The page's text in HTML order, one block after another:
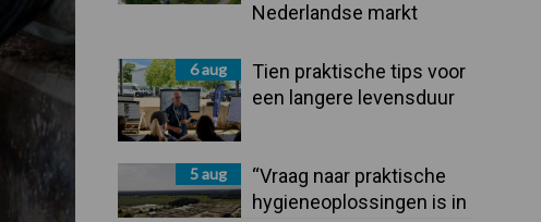
Nederlandse markt
6 aug
Tien praktische tips voor
een langere levensduur
5 aug
“Vraag naar praktische
hygieneoplossingen is in